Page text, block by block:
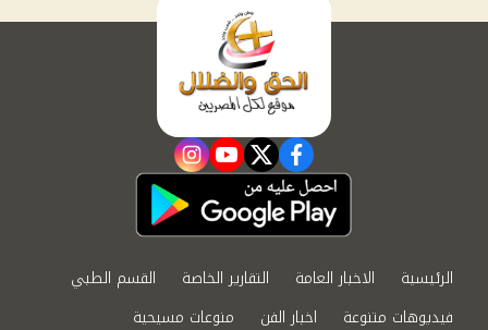
facebook
twitter
youtube
instagram
الرئيسية الاخبار العامة التقارير الخاصة
القسم الطبي
فيديوهات متنوعة
اخبار الفن منوعات مسيحية